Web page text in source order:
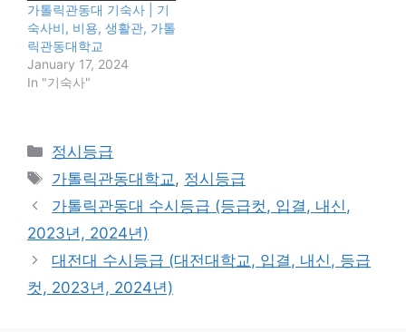
가톨릭관동대 기숙사 | 기
숙사비, 비용, 생활관, 가톨
릭관동대학교
January 17, 2024
In "기숙사"
Categories
정시등급
Tags
가톨릭관동대학교 , 정시등급
가톨릭관동대 수시등급 (등급컷, 입결, 내신,
2023년, 2024년)
대전대 수시등급 (대전대학교, 입결, 내신, 등급
컷, 2023년, 2024년)